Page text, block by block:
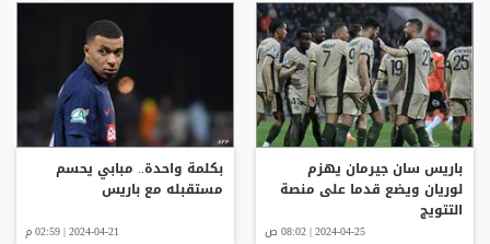
باريس سان جيرمان يهزم
لوريان ويضع قدما على منصة
التتويج
2024-04-25 | 08:02 ص
بكلمة واحدة.. مبابي يحسم
مستقبله مع باريس
2024-04-21 | 02:59 م